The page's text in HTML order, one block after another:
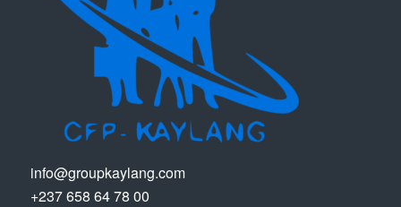
info@groupkaylang.com
+237 658 64 78 00